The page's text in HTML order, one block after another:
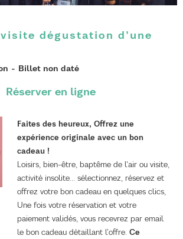
visite dégustation d'une
Billet non daté
Faites des heureux, Offrez une
expérience originale avec un bon
cadeau !
Loisirs, bien-être, baptême de l'air ou visite,
activité insolite... sélectionnez, réservez et
offrez votre bon cadeau en quelques clics,
Une fois votre réservation et votre
paiement validés, vous recevrez par email
le bon cadeau détaillant l'offre.Ce